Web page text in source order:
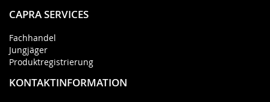
CAPRA SERVICES
Fachhandel
Jungjäger
Produktregistrierung
KONTAKTINFORMATION